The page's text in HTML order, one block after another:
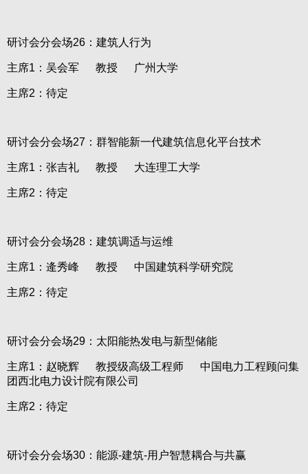
研讨会分会场26：建筑人行为
主席1：吴会军 教授 广州大学
主席2：待定
研讨会分会场27：群智能新一代建筑信息化平台技术
主席1：张吉礼 教授 大连理工大学
主席2：待定
研讨会分会场28：建筑调适与运维
主席1：逄秀峰 教授 中国建筑科学研究院
主席2：待定
研讨会分会场29：太阳能热发电与新型储能
主席1：赵晓辉 教授级高级工程师 中国电力工程顾问集
团西北电力设计院有限公司
主席2：待定
研讨会分会场30：能源-建筑-用户智慧耦合与共赢